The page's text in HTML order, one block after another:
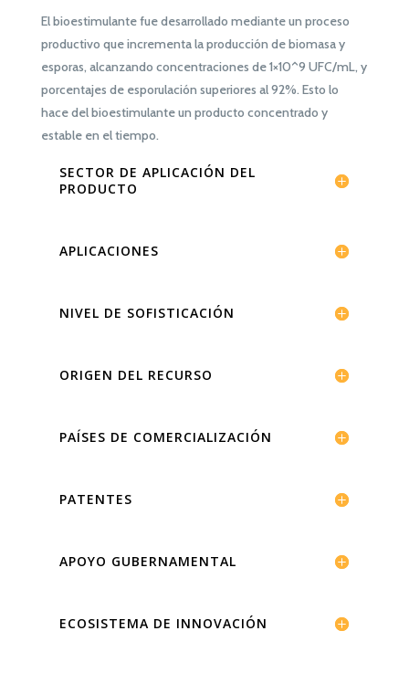
El bioestimulante fue desarrollado mediante un proceso
productivo que incrementa la producción de biomasa y
esporas, alcanzando concentraciones de 1×10^9 UFC/mL, y
porcentajes de esporulación superiores al 92%. Esto lo
hace del bioestimulante un producto concentrado y
estable en el tiempo.
SECTOR DE APLICACIÓN DEL
PRODUCTO
APLICACIONES
NIVEL DE SOFISTICACIÓN
ORIGEN DEL RECURSO
PAÍSES DE COMERCIALIZACIÓN
PATENTES
APOYO GUBERNAMENTAL
ECOSISTEMA DE INNOVACIÓN